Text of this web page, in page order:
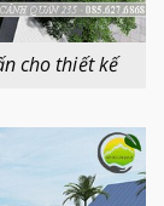
cho thiết kế